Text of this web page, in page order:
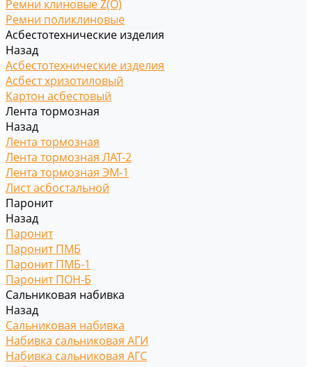
Ремни клиновые Z(O)
Ремни поликлиновые
Асбестотехнические изделия
Назад
Асбестотехнические изделия
Асбест хризотиловый
Картон асбестовый
Лента тормозная
Назад
Лента тормозная
Лента тормозная ЛАТ-2
Лента тормозная ЭМ-1
Лист асбостальной
Паронит
Назад
Паронит
Паронит ПМБ
Паронит ПМБ-1
Паронит ПОН-Б
Сальниковая набивка
Назад
Сальниковая набивка
Набивка сальниковая АГИ
Набивка сальниковая АГС